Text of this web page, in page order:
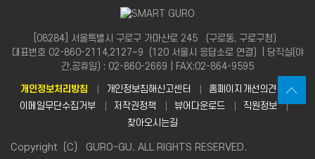
[08284] 서울특별시 구로구 가마산로 245 （구로동, 구로구청）
대표번호 02-860-2114,2127~9（120 서울시 응답소로 연결）| 당직실(야
간,공휴일) : 02-860-2669 | FAX:02-864-9595
개인정보처리방침 개인정보침해신고센터
홈페이지개선의견
이메일무단수집거부
저작권정책 뷰어다운로드
직원정보
찾아오시는길
Copyright（C） GURO-GU. ALL RIGHTS RESERVED.